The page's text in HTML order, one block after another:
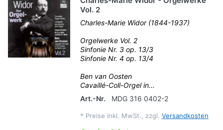
Vol. 2
Charles-Marie Widor (1844-1937)
Orgelwerke Vol. 2
Sinfonie Nr. 3 op. 13/3
Sinfonie Nr. 4 op. 13/4
Ben van Oosten
Cavaillé-Coll-Orgel in...
Art.-Nr.
MDG 316 0402-2
* Preise inkl. MwSt., zzgl. Versandkosten